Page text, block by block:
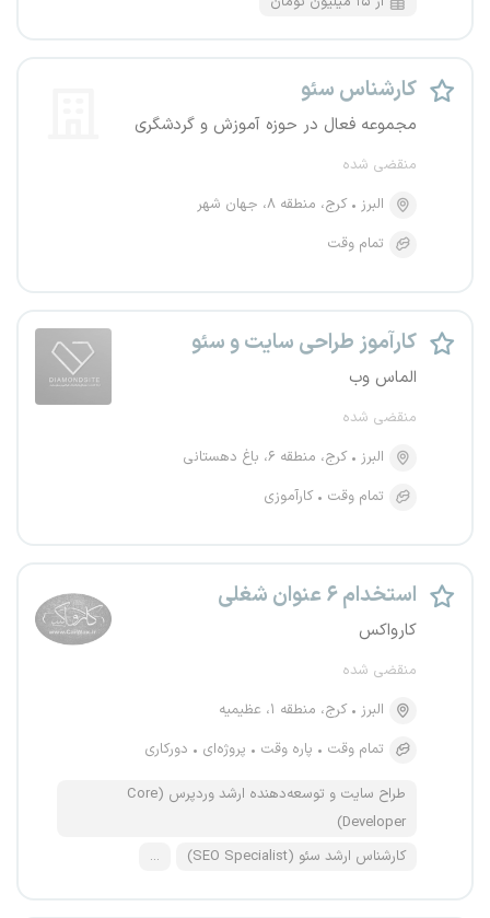
کارشناس سئو
مجموعه فعال در حوزه آموزش و گردشگری
منقضی شده
البرز
کرج، منطقه ۸، جهان شهر
تمام وقت
کارآموز طراحی سایت و سئو
الماس وب
منقضی شده
البرز
کرج، منطقه ۶، باغ دهستانی
تمام وقت
کارآموزی
استخدام ۶ عنوان شغلی
کارواکس
منقضی شده
البرز
کرج، منطقه ۱، عظیمیه
تمام وقت
پاره وقت پروژه‌ای دورکاری
طراح سایت و توسعه‌دهنده ارشد وردپرس (Core
Developer)
کارشناس ارشد سئو (SEO Specialist)
...